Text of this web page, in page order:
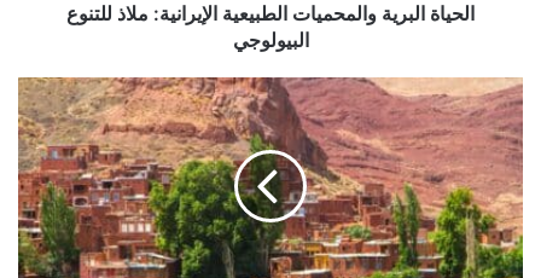
الحياة البرية والمحميات الطبيعية الإيرانية: ملاذ للتنوع
البيولوجي
أبيانه:
القرية
الحمراء
المدهشة
في
إيران